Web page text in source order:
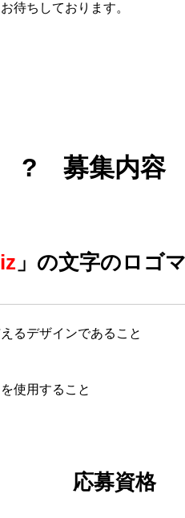
待ちしております。
? 募集内容＊
」の文字のロゴ
るデザインであること
を使用すること
応募資格